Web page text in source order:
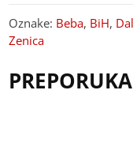
Oznake: Beba, BiH,
Zenica